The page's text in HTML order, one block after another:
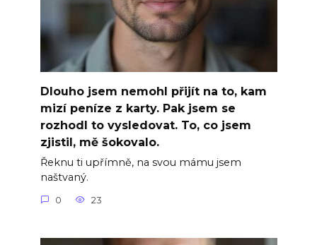
Dlouho jsem nemohl přijít na to, kam
mizí peníze z karty. Pak jsem se
rozhodl to vysledovat. To, co jsem
zjistil, mě šokovalo.
Řeknu ti upřímně, na svou mámu jsem
naštvaný.
0 23